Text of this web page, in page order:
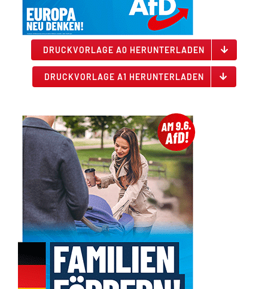
DRUCKVORLAGE A0 HERUNTERLADEN
DRUCKVORLAGE A1 HERUNTERLADEN